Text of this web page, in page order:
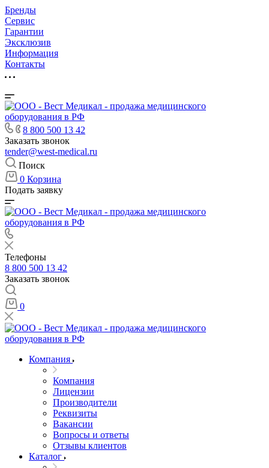
Бренды
Сервис
Гарантии
Эксклюзив
Информация
Контакты
8 800 500 13 42
Заказать звонок
tender@west-medical.ru
Поиск
0 Корзина
Подать заявку
Телефоны
8 800 500 13 42
Заказать звонок
0
Компания
Компания
Лицензии
Производители
Реквизиты
Вакансии
Вопросы и ответы
Отзывы клиентов
Каталог